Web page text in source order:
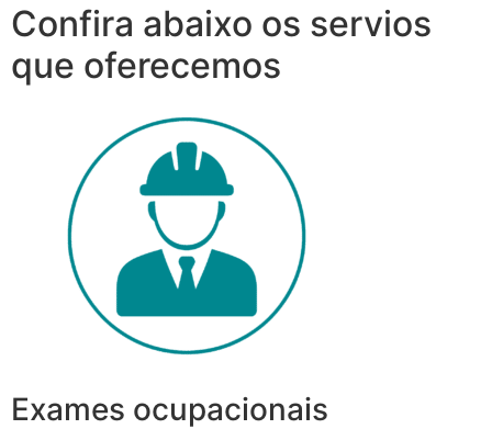
Confira abaixo os servios
que oferecemos
Exames ocupacionais